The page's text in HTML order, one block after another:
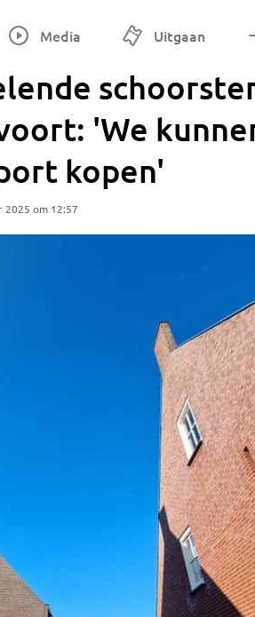
Media Uitgaan
'We
kopen'
2025 om 12:57